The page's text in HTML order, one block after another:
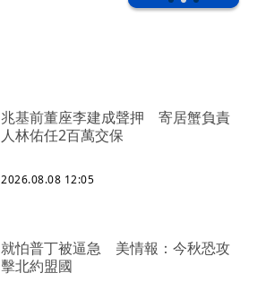
兆基前董座李建成聲押 寄居蟹負責
人林佑任2百萬交保
2026.08.08 12:05
就怕普丁被逼急 美情報：今秋恐攻
擊北約盟國